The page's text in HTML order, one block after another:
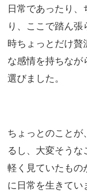
日常であったり
り、ここで踏ん
時ちょっとだけ贅
な感情を持ちな
選びました。
ちょっとのことが
るし、大変そうな
軽く見ていたもの
に日常を生きてい